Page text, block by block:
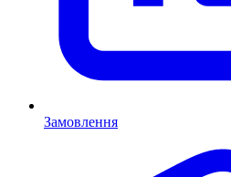
Замовлення